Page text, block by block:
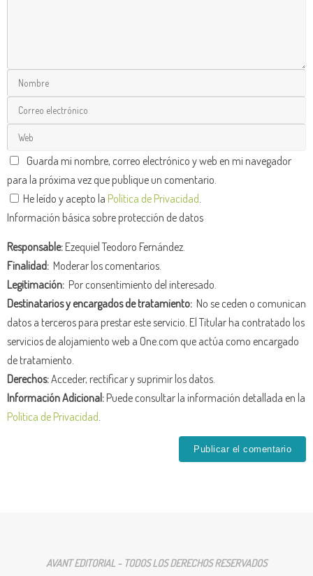
Guarda mi nombre, correo electrónico y web en mi navegador
para la próxima vez que publique un comentario.
He leído y acepto la Política de Privacidad
Información básica sobre protección de datos
Responsable:Ezequiel Teodoro Fernández.
Finalidad: Moderar los comentarios.
Legitimación: Por consentimiento del interesado.
Destinatarios y encargados de tratamiento: No se ceden o comunican
datos a terceros para prestar este servicio. El Titular ha contratado los
servicios de alojamiento web a One.com que actúa como encargado
de tratamiento.
Derechos:Acceder, rectificar y suprimir los datos.
Información Adicional:Puede consultar la información detallada en la
Política de Privacidad
AVANT EDITORIAL - TODOS LOS DERECHOS RESERVADOS